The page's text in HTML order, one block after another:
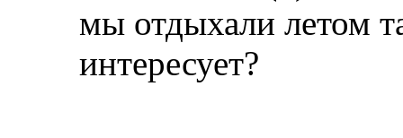
мы отдыхали летом
интересует?